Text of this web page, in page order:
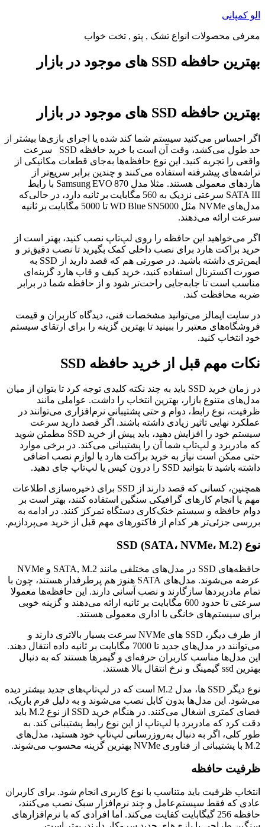
پرش
محتوا
الو کمپانی
معرفی محصولات انواع تشک , پتو , تخت خواب
بهترین حافظه SSD های موجود در بازار
بهترین حافظه SSD های موجود در بازار
اگر احساس می‌کنید سیستم شما کند شده یا اجرای بازی‌ها بیشتر از
حد طول می‌کشد، وقت آن است با خرید حافظه SSD سرعت
واقعی را تجربه کنید. این نوع حافظه‌ها به‌جای قطعات مکانیکی از
تراشه‌های پیشرفته استفاده می‌کنند و چندین برابر سریع‌تر از
هاردهای معمولی هستند. مثلا مدل Samsung EVO 870 با رابط
SATA III سرعتی نزدیک به 560 مگابایت بر ثانیه دارد، در حالی‌که
مدل‌های NVMe مثل WD Blue SN5000 تا 5000 مگابایت بر ثانیه
سرعت ارائه می‌دهند.
اگر می‌خواهید این حافظه را روی لپ‌تاپ نصب کنید، بهتر است از
خرید براکت هارد برای نصب داخلی کمک بگیرید تا نصب دقیق‌تر و
ایمن‌تری داشته باشید. در صورتی هم که قصد دارید از SSD به
صورت اکسترنال استفاده کنید، خرید کیف و قاب هارد گزینه‌ای
مناسب است تا جابه‌جایی راحت‌تر شود و از حافظه شما در برابر
ضربه محافظت کند.
در سایت ایمالز می‌توانید مشخصات فنی، دیدگاه کاربران و قیمت
فروشگاه‌های معتبر را ببینید تا بهترین گزینه را برای ارتقای سیستم
خود انتخاب کنید.
نکات مهم قبل از خرید حافظه SSD
در زمان خرید SSD باید به چند نکته کلیدی توجه کرد تا بتوان از میان
مدل‌های متنوع بازار، بهترین انتخاب را داشت. عواملی مانند
ظرفیت، نوع رابط، دوام و حتی پشتیبانی نرم‌افزاری می‌توانند در
عملکرد نهایی تاثیر زیادی داشته باشند. اگر قصد دارید سرعت
سیستم خود را افزایش دهید، باید پیش از خرید SSD مطمئن شوید
که مادربرد و لپ‌تاپ شما آن را پشتیبانی می‌کند. در برخی موارد
حتی ممکن است نیاز به خرید براکت هارد یا لوازم نصب اضافی
داشته باشید تا بتوانید SSD را درون کیس یا لپ‌تاپ جای دهید.
همچنین، کسانی که قصد دارند از SSD برای ذخیره‌سازی اطلاعات
مهم یا انجام کارهای گرافیکی سنگین استفاده کنند، بهتر است بر
دوام حافظه و سیستم خنک‌کاری دستگاه تمرکز کنند. در ادامه به
بررسی جزئی‌تر هر کدام از فاکتورهای مهم قبل از خرید می‌پردازیم.
نوع SSD (SATA، NVMe، M.2)
حافظه‌های SSD در مدل‌های مختلفی مانند SATA, M.2 و NVMe
عرضه می‌شوند. مدل‌های SATA هنوز هم پرطرفدار هستند، چون با
تمام مادربردها سازگارند و نصب آسانی دارند. این حافظه‌ها معمولا
سرعتی تا حدود 600 مگابایت بر ثانیه ارائه می‌دهند و گزینه خوبی
برای سیستم‌های خانگی یا اداری معمولی هستند.
از طرف دیگر، SSD های NVMe سرعت بسیار بالاتری دارند و
می‌توانند در مدل‌های جدید تا 7000 مگابایت بر ثانیه داده انتقال دهند.
این مدل‌ها مناسب کاربران حرفه‌ای و گیمرها هستند که به دنبال
بهترین ssd گیمینگ و نرخ انتقال بالا هستند.
نوع دیگر SSD ها، مدل M.2 است که در لپ‌تاپ‌های جدید بیشتر دیده
می‌شود. این مدل‌ها بدون کابل نصب می‌شوند و به دلیل فرم باریک،
فضای کمتری اشغال می‌کنند. در هنگام خرید SSD از نوع M.2 باید
دقت کرد که مادربرد یا لپ‌تاپ از این نوع رابط پشتیبانی کند. به
طور کلی، اگر به دنبال به‌روزرسانی لپ‌تاپ خود هستید، مدل‌های
M.2 با پشتیبانی از فناوری NVMe بهترین گزینه محسوب می‌شوند.
ظرفیت حافظه
انتخاب ظرفیت باید متناسب با نوع کاربری انجام شود. برای کاربران
عادی که فقط سیستم‌عامل و چند نرم‌افزار سبک نصب می‌کنند،
حافظه 256 گیگابایت کفایت می‌کند. اما افرادی که با نرم‌افزارهای